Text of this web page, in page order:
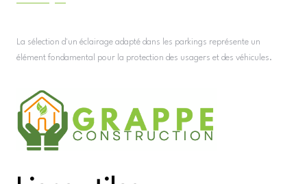
La sélection d'un éclairage adapté dans les parkings représente un
élément fondamental pour la protection des usagers et des véhicules.